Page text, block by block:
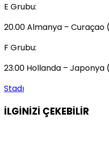
E Grubu:
20.00 Almanya – Curaçao
F Grubu:
23.00 Hollanda – Japonya
Stadı
İLGİNİZİ ÇEKEBİLİR